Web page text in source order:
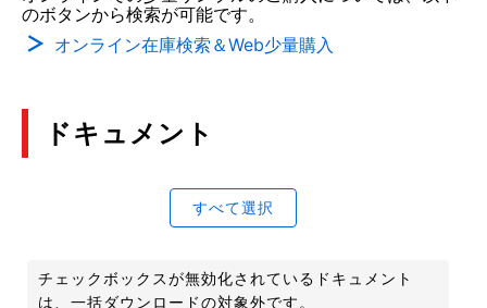
のボタンから検索が可能です。
オンライン在庫検索＆Web少量購入
ドキュメント
すべて選択
チェックボックスが無効化されているドキュメント
は、一括ダウンロードの対象外です。